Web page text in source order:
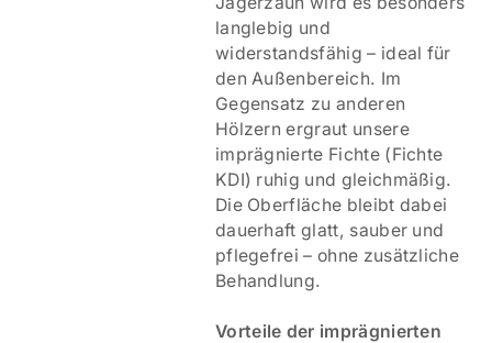
langlebig und
widerstandsfähig – ideal für
den Außenbereich. Im
Gegensatz zu anderen
Hölzern ergraut unsere
imprägnierte Fichte (Fichte
KDI) ruhig und gleichmäßig.
Die Oberfläche bleibt dabei
dauerhaft glatt, sauber und
pflegefrei – ohne zusätzliche
Behandlung.
Vorteile der imprägnierten